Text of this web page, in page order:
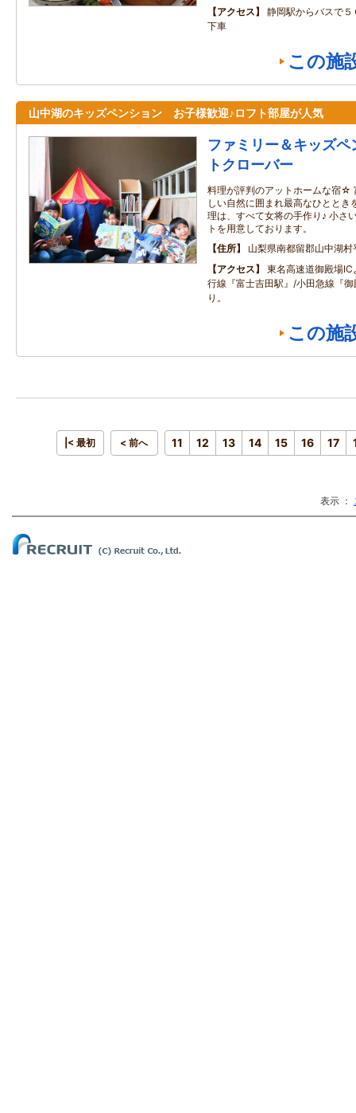
アクセス
静岡駅からバスで
下車
この施
山中湖のキッズペンション お子様歓迎♪ロフト部屋が人気
ファミリー＆キッズ
トクローバー
料理が評判のアットホームな宿☆
しい自然に囲まれ最高なひととき
理は、すべて女将の手作り♪ 小さ
トを用意しております。
住所
山梨県南都留郡山中湖
アクセス
東名高速道御殿場
行線『富士吉田駅』/小田急線『
り。
この施
|< 最初 < 前へ 11 12 13 14 15 16 17
表示 ：